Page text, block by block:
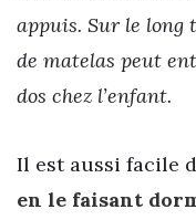
appuis. Sur le long
de matelas peut
dos chez l’enfant.
Il est aussi facile
en le faisant